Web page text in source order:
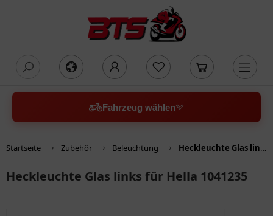
Fahrzeug wählen
Startseite Zubehör Beleuchtung Heckleuchte Glas links für Hella 1041235
Heckleuchte Glas links für Hella 1041235